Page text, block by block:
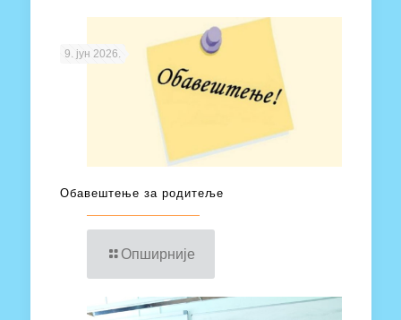
9. јун 2026.
Обавештење за родитеље
Опширније